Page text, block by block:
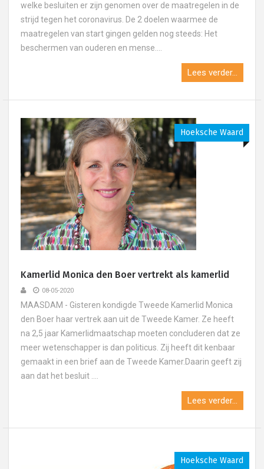
welke besluiten er zijn genomen over de maatregelen in de
strijd tegen het coronavirus. De 2 doelen waarmee de
maatregelen van start gingen gelden nog steeds: Het
beschermen van ouderen en mense....
Lees verder...
Hoeksche Waard
Kamerlid Monica den Boer vertrekt als kamerlid
08-05-2020
MAASDAM - Gisteren kondigde Tweede Kamerlid Monica
den Boer haar vertrek aan uit de Tweede Kamer. Ze heeft
na 2,5 jaar Kamerlidmaatschap moeten concluderen dat ze
meer wetenschapper is dan politicus. Zij heeft dit kenbaar
gemaakt in een brief aan de Tweede Kamer.Daarin geeft zij
aan dat het besluit ....
Lees verder...
Hoeksche Waard